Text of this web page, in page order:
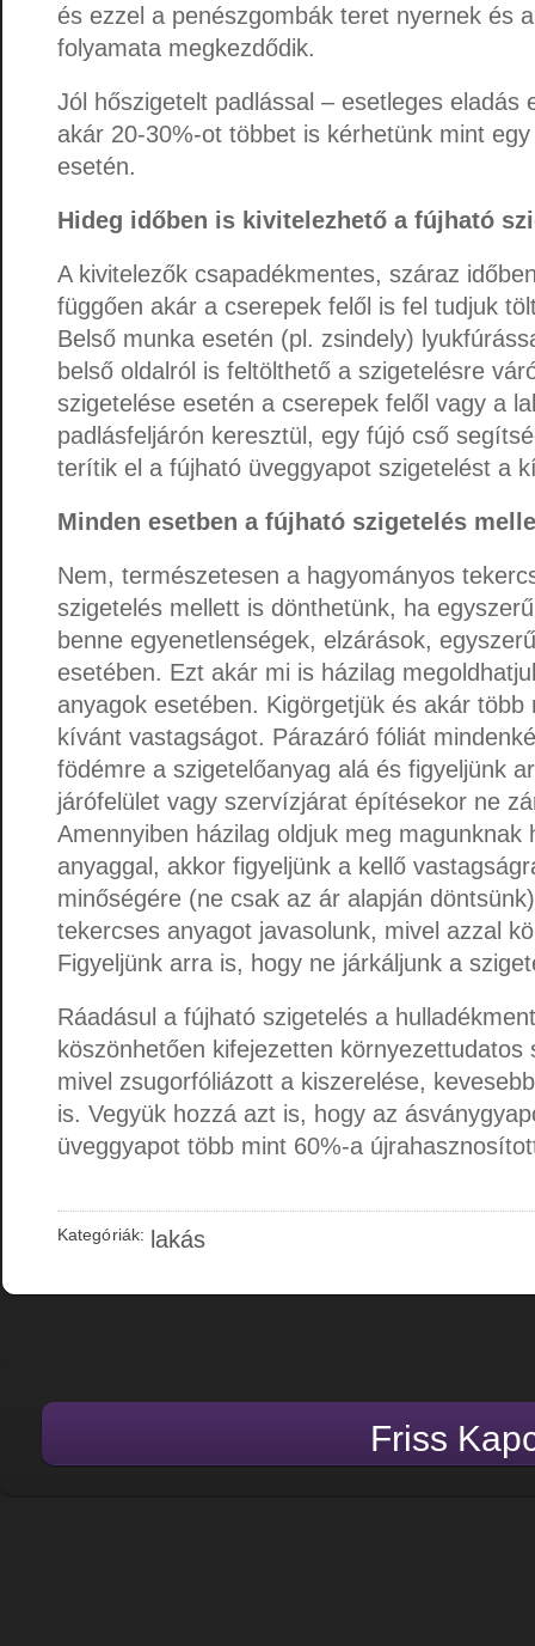
és ezzel a penészgombák teret nyernek és
folyamata megkezdődik.
Jól hőszigetelt padlással – esetleges
akár 20-30%-ot többet is kérhetünk mint
esetén.
Hideg időben is kivitelezhető a fújható
A kivitelezők csapadékmentes, száraz
függően akár a cserepek felől is fel tudjuk
Belső munka esetén (pl. zsindely)
belső oldalról is feltölthető a szigetelésre
szigetelése esetén a cserepek felől vagy a
padlásfeljárón keresztül, egy fújó cső
terítik el a fújható üveggyapot szigetelést a
Minden esetben a fújható szigetelés
Nem, természetesen a hagyományos
szigetelés mellett is dönthetünk, ha
benne egyenetlenségek, elzárások,
esetében. Ezt akár mi is házilag
anyagok esetében. Kigörgetjük és akár több
kívánt vastagságot. Párazáró fóliát
födémre a szigetelőanyag alá és figyeljünk
járófelület vagy szervízjárat építésekor ne
Amennyiben házilag oldjuk meg magunknak
anyaggal, akkor figyeljünk a kellő
minőségére (ne csak az ár alapján
tekercses anyagot javasolunk, mivel azzal
Figyeljünk arra is, hogy ne járkáljunk a
Ráadásul a fújható szigetelés a
köszönhetően kifejezetten környezettudatos
mivel zsugorfóliázott a kiszerelése,
is. Vegyük hozzá azt is, hogy az
üveggyapot több mint 60%-a
Kategóriák: lakás
Friss